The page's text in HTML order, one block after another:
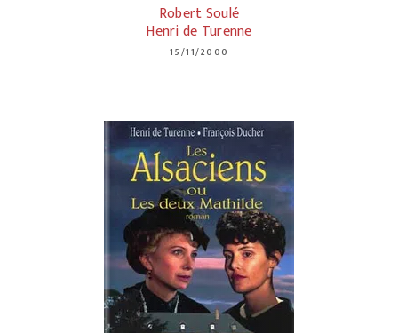
Robert Soulé
Henri de Turenne
15/11/2000